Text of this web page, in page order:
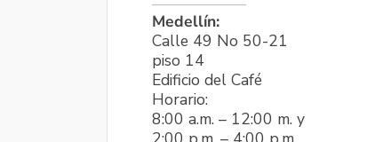
Medellín:
Calle 49 No 50-21
piso 14
Edificio del Café
Horario:
8:00 a.m. – 12:00 m. y